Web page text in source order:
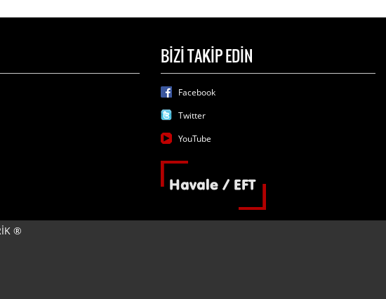
BİZİ TAKİP EDİN
Facebook
Twitter
YouTube
®